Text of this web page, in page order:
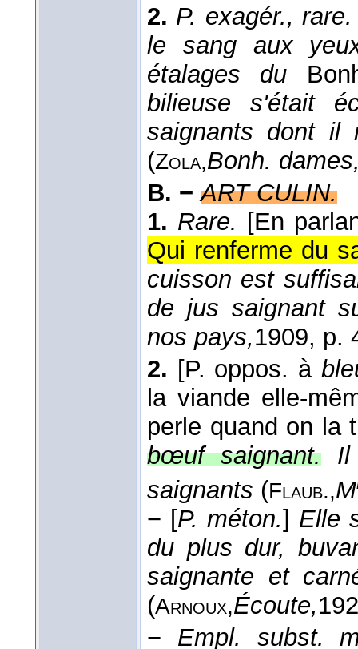
2. P. exagér., rare.
le sang aux
étalages du
bilieuse s'était
saignants dont
(Zola,Bonh.
B. − ART CULIN.
1. Rare. [En
Qui renferme du
cuisson est
de jus saignant
nos pays,1909, p.
2. [P. oppos. à
la viande elle-
perle quand on la
bœuf saignant.
Il
saignants (Flaub.,M
− [P. méton.] Elle
du plus dur,
saignante et
(Arnoux,Écoute,
− Empl. subst.